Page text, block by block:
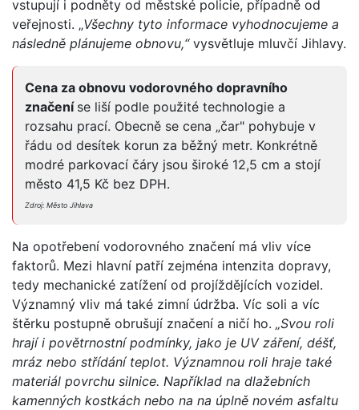
vstupují i podněty od městské policie, případně od
veřejnosti. „Všechny tyto informace vyhodnocujeme a
následně plánujeme obnovu,“vysvětluje mluvčí Jihlavy.
Cena za obnovu vodorovného dopravního
značení se liší podle použité technologie a
rozsahu prací. Obecně se cena „čar" pohybuje v
řádu od desítek korun za běžný metr. Konkrétně
modré parkovací čáry jsou široké 12,5 cm a stojí
město 41,5 Kč bez DPH.
Zdroj: Město Jihlava
Na opotřebení vodorovného značení má vliv více
faktorů. Mezi hlavní patří zejména intenzita dopravy,
tedy mechanické zatížení od projíždějících vozidel.
Významný vliv má také zimní údržba. Víc soli a víc
štěrku postupně obrušují značení a ničí ho. „Svou roli
hrají i povětrnostní podmínky, jako je UV záření, déšť,
mráz nebo střídání teplot. Významnou roli hraje také
materiál povrchu silnice. Například na dlažebních
kamenných kostkách nebo na na úplně novém asfaltu